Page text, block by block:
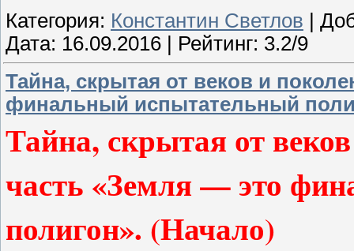
Категория: Константин Светлов |
Дата: 16.09.2016 | Рейтинг: 3.2/9
Тайна, скрытая от веков и
финальный испытательный
Тайна, скрытая от
часть «Земля — это
полигон». (Начало)